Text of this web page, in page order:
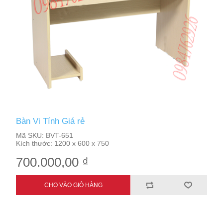
Bàn Vi Tính Giá rẻ
Mã SKU: BVT-651
Kích thước: 1200 x 600 x 750
700.000,00 ₫